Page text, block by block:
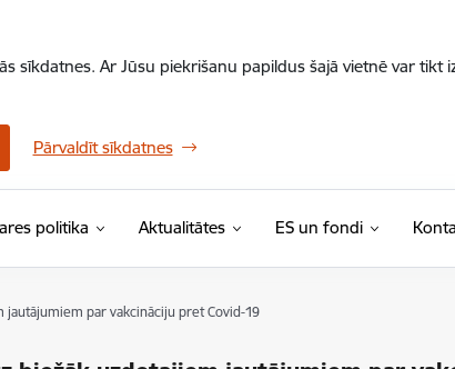
sīkdatnes. Ar Jūsu piekrišanu papildus šajā vietnē var
Pārvaldīt sīkdatnes
politika Aktualitātes ES un fondi
par vakcināciju pret Covid-19